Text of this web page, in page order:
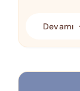
Devamı